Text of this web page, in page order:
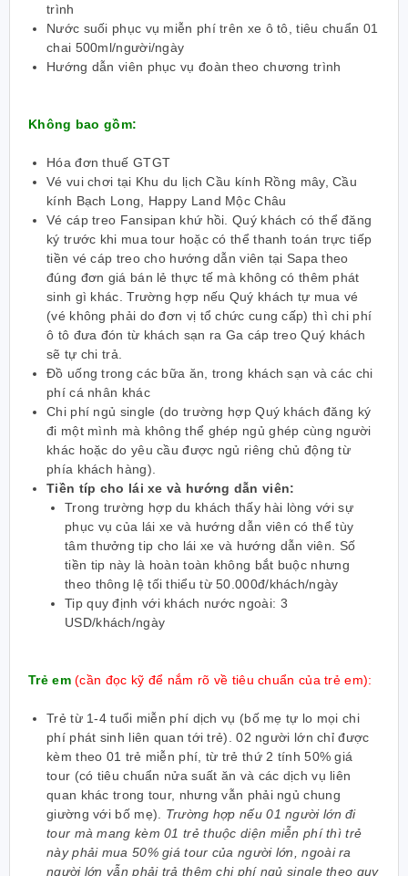
trình
Nước suối phục vụ miễn phí trên xe ô tô, tiêu chuẩn 01
chai 500ml/người/ngày
Hướng dẫn viên phục vụ đoàn theo chương trình
Không bao gồm:
Hóa đơn thuế GTGT
Vé vui chơi tại Khu du lịch Cầu kính Rồng mây, Cầu
kính Bạch Long, Happy Land Mộc Châu
Vé cáp treo Fansipan khứ hồi .Quý khách có thể đăng
ký trước khi mua tour hoặc có thể thanh toán trực tiếp
tiền vé cáp treo cho hướng dẫn viên tại Sapa theo
đúng đơn giá bán lẻ thực tế mà không có thêm phát
sinh gì khác.Trường hợp nếu Quý khách tự mua vé
(vé không phải do đơn vị tổ chức cung cấp) thì chi phí
ô tô đưa đón từ khách sạn ra Ga cáp treo Quý khách
sẽ tự chi trả.
Đồ uống trong các bữa ăn, trong khách sạn và các chi
phí cá nhân khác
Chi phí ngủ single (do trường hợp Quý khách đăng ký
đi một mình mà không thể ghép ngủ ghép cùng người
khác hoặc do yêu cầu được ngủ riêng chủ động từ
phía khách hàng).
Tiền típ cho lái xe và hướng dẫn viên:
Trong trường hợp du khách thấy hài lòng với sự
phục vụ của lái xe và hướng dẫn viên có thể tùy
tâm thưởng tip cho lái xe và hướng dẫn viên. Số
tiền tip này là hoàn toàn không bắt buộc nhưng
theo thông lệ tối thiểu từ 50.000đ/khách/ngày
Tip quy định với khách nước ngoài: 3
USD/khách/ngày
Trẻ em (cần đọc kỹ để nắm rõ về tiêu chuẩn của trẻ em):
Trẻ từ 1-4 tuổi miễn phí dịch vụ (bố mẹ tự lo mọi chi
phí phát sinh liên quan tới trẻ). 02 người lớn chỉ được
kèm theo 01 trẻ miễn phí, từ trẻ thứ 2 tính 50% giá
tour (có tiêu chuẩn nửa suất ăn và các dịch vụ liên
quan khác trong tour, nhưng vẫn phải ngủ chung
giường với bố mẹ). Trường hợp nếu 01 người lớn đi
tour mà mang kèm 01 trẻ thuộc diện miễn phí thì trẻ
này phải mua 50% giá tour của người lớn, ngoài ra
người lớn vẫn phải trả thêm chi phí ngủ single theo quy